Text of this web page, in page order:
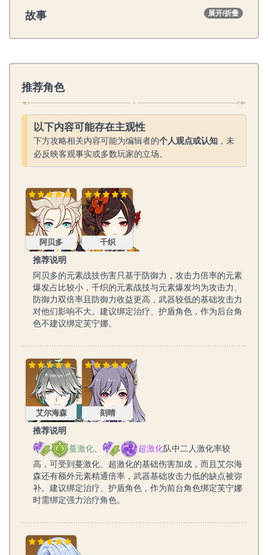
故事 展开/折叠
推荐角色
以下内容可能存在主观性
下方攻略相关内容可能为编辑者的个人观点或认知 ，未
必反映客观事实或多数玩家的立场。
阿贝多
阿贝多
千织
千织
推荐说明
阿贝多的元素战技伤害只基于防御力，攻击力倍率的元素
爆发占比较小，千织的元素战技与元素爆发均为攻击力、
防御力双倍率且防御力收益更高，武器较低的基础攻击力
对他们影响不大。建议绑定治疗、护盾角色，作为后台角
色不建议绑定芙宁娜。
艾尔海森
艾尔海森
刻晴
刻晴
推荐说明
蔓激化
超激化队中二人激化率较
高，可受到蔓激化、超激化的基础伤害加成，而且艾尔海
森还有额外元素精通倍率，武器基础攻击力低的缺点被弥
补。建议绑定治疗、护盾角色，作为前台角色绑定芙宁娜
时需绑定强力治疗角色。
神里绫人